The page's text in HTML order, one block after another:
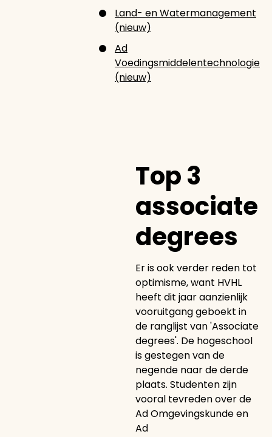
Land- en Watermanagement
(nieuw)
Ad
Voedingsmiddelentechnologie
(nieuw)
Top 3
associate
degrees
Er is ook verder reden tot
optimisme, want HVHL
heeft dit jaar aanzienlijk
vooruitgang geboekt in
de ranglijst van 'Associate
degrees'. De hogeschool
is gestegen van de
negende naar de derde
plaats. Studenten zijn
vooral tevreden over de
Ad Omgevingskunde en
Ad